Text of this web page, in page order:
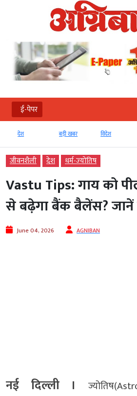
ई-पेपर
बड़ी खबर विदेश
जीवनशैली देश धर्म-ज्‍योतिष
Vastu Tips: गाय को
से बढ़ेगा बैंक बैलेंस? जानें
June 04, 2026 AGNIBAN
नई दिल्ली ।